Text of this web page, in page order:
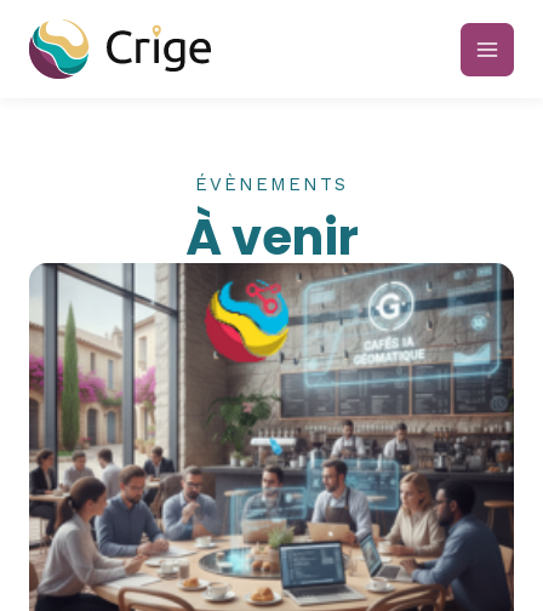
contenu
main
ÉVÈNEMENTS
À venir